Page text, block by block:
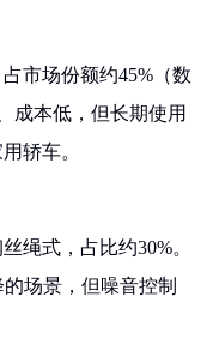
市场份额约45%（数
成本低，但长期使用
轿车。
绳式，占比约30%。
场景，但噪音控制